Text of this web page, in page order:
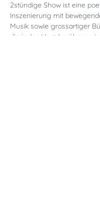
2stündige Show ist eine
Inszenierung mit
Musik sowie grossartiger
die jedes Herz berühren